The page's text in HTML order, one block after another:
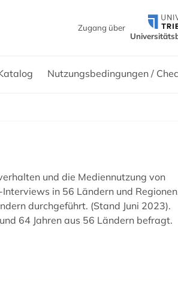
Zugang über
Nutzungsbedingungen /
und die Mediennutzung von
in 56 Ländern und
durchgeführt. (Stand Juni 2023).
64 Jahren aus 56 Ländern befragt.